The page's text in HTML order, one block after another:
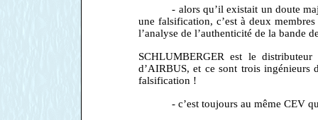
- alors qu’il existait un doute
une falsification, c’est à deux
l’analyse de l’authenticité de la bande
SCHLUMBERGER est le
d’AIRBUS, et ce sont trois ingénieurs
falsification !
- c’est toujours au même CEV